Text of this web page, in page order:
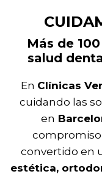
Más de
salud
En Clínicas
cuidando las
en
compromiso
convertido en
estética,